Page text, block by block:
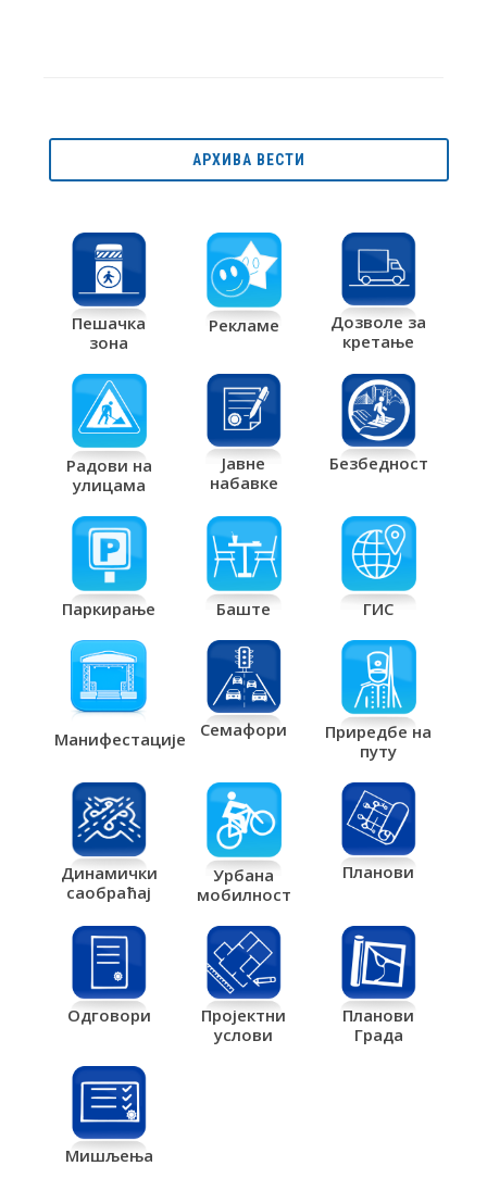
АРХИВА ВЕСТИ
Пешачка
зона
Рекламе
Дозволе за
кретање
Радови на
улицама
Јавне
набавке
Безбедност
Паркирање Баште ГИС
Манифестације Семафори
Приредбе на
путу
Динамички
саобраћај
Урбана
мобилност
Планови
Одговори
Пројектни
услови
Планови
Града
Мишљења